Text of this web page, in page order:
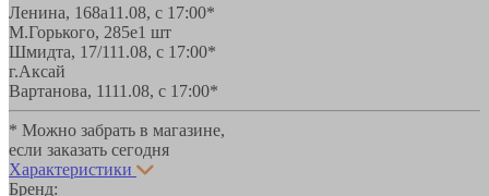
Ленина, 168а11.08, с 17:00*
М.Горького, 285е1 шт
Шмидта, 17/111.08, с 17:00*
г.Аксай
Вартанова, 1111.08, с 17:00*
* Можно забрать в магазине,
если заказать сегодня
Характеристики
Бренд: